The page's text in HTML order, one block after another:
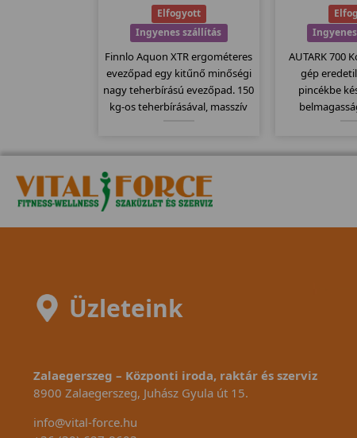
Elfogyott
Ingyenes szállítás
Finnlo Aquon XTR ergométeres
evezőpad egy kitűnő minőségi
nagy teherbírású evezőpad. 150
kg-os teherbírásával, masszív
állítható nehézségi szint, 11
program, összecsukható
modell.
AUTARK 700
gép
pincékbe
Üzleteink
Zalaegerszeg – Központi iroda, raktár és szerviz
8900 Zalaegerszeg, Juhász Gyula út 15.
info@vital-force.hu